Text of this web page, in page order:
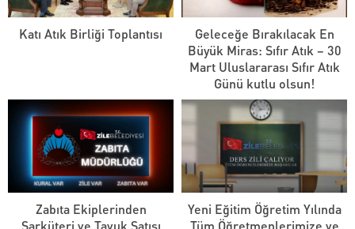
Katı Atık Birliği Toplantısı
Geleceğe Bırakılacak En
Büyük Miras: Sıfır Atık – 30
Mart Uluslararası Sıfır Atık
Günü kutlu olsun!
Zabıta Ekiplerinden
Şarküteri ve Tavuk Satışı
Yeni Eğitim Öğretim Yılında
Tüm Öğretmenlerimize ve